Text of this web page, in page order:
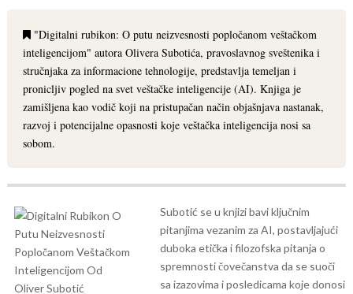
"Digitalni rubikon: O putu neizvesnosti popločanom veštačkom
inteligencijom" autora Olivera Subotića, pravoslavnog sveštenika i
stručnjaka za informacione tehnologije, predstavlja temeljan i
pronicljiv pogled na svet veštačke inteligencije (AI). Knjiga je
zamišljena kao vodič koji na pristupačan način objašnjava nastanak,
razvoj i potencijalne opasnosti koje veštačka inteligencija nosi sa
sobom.
Subotić se u knjizi bavi ključnim
pitanjima vezanim za AI, postavljajući
duboka etička i filozofska pitanja o
spremnosti čovečanstva da se suoči
sa izazovima i posledicama koje donosi